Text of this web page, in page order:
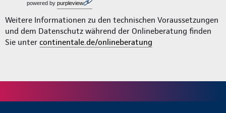
powered by purpleview
Weitere Informationen zu den technischen Voraussetzungen
und dem Datenschutz während der Onlineberatung finden
Sie unter continentale.de/onlineberatung